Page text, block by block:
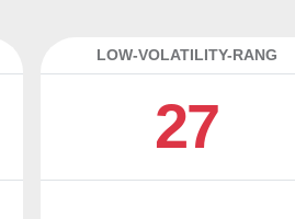
LOW-VOLATILITY-RANG
27